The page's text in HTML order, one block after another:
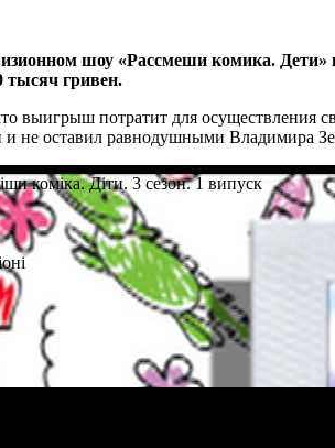
шоу «Рассмеши комика.
тысяч гривен.
выигрыш потратит для осуществления
и не оставил равнодушными Владимира